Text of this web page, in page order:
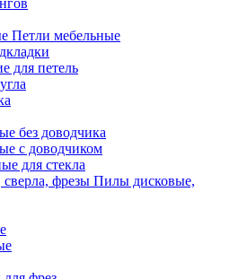
Петли мебельные
для петель
без доводчика
с доводчиком
для стекла
Пилы дисковые,